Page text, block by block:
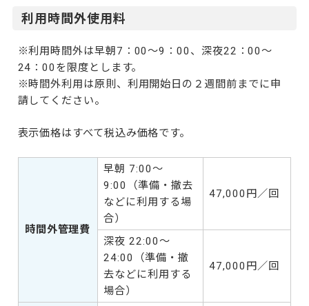
利用時間外使用料
※利用時間外は早朝7：00～9：00、深夜22：00～
24：00を限度とします。
※時間外利用は原則、利用開始日の２週間前までに申
請してください。
表示価格はすべて税込み価格です。
時間外管理費
早朝 7:00～
9:00（準備・撤去
などに利用する場
合）
47,000円／回
深夜 22:00～
24:00（準備・撤
去などに利用する
場合）
47,000円／回